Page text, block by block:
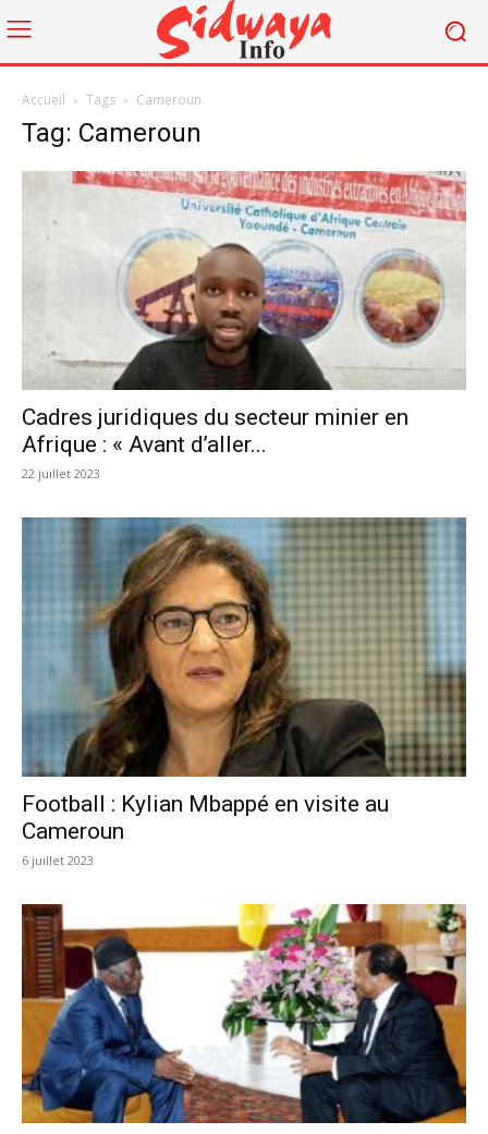
Accueil Tags Cameroun
Tag: Cameroun
Cadres juridiques du secteur minier en
Afrique : « Avant d’aller...
22 juillet 2023
Football : Kylian Mbappé en visite au
Cameroun
6 juillet 2023